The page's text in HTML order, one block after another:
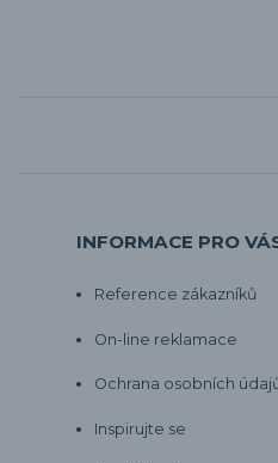
INFORMACE PRO
Reference zákazníků
On-line reklamace
Ochrana osobních
Inspirujte se